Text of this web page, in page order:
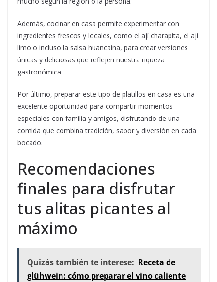
Además, cocinar en casa permite experimentar con
ingredientes frescos y locales, como el ají charapita, el ají
limo o incluso la salsa huancaína, para crear versiones
únicas y deliciosas que reflejen nuestra riqueza
gastronómica.
Por último, preparar este tipo de platillos en casa es una
excelente oportunidad para compartir momentos
especiales con familia y amigos, disfrutando de una
comida que combina tradición, sabor y diversión en cada
bocado.
Recomendaciones
finales para disfrutar
tus alitas picantes al
máximo
Quizás también te interese: Receta de
glühwein: cómo preparar el vino caliente